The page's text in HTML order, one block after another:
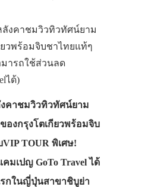
ลังคาชมวิวทิวทัศน์ยาม
วพร้อมจิบชาไทยแท้ๆ
ารถใช้ส่วนลด
ได้)
คาชมวิวทิวทัศน์ยาม
งกรุงโตเกียวพร้อมจิบ
TOUR พิเศษ!
มเปญ GoTo Travel ได้
รกในญี่ปุ่นสาขาชิบูย่า